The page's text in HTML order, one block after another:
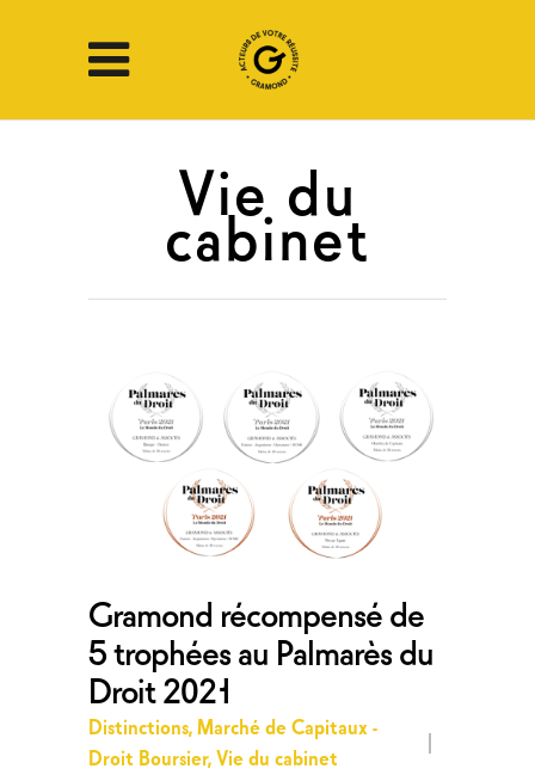
Vie du
cabinet
Gramond récompensé de
5 trophées au Palmarès du
Droit 2021
Distinctions,Marché de Capitaux -
Droit Boursier,Vie du cabinet